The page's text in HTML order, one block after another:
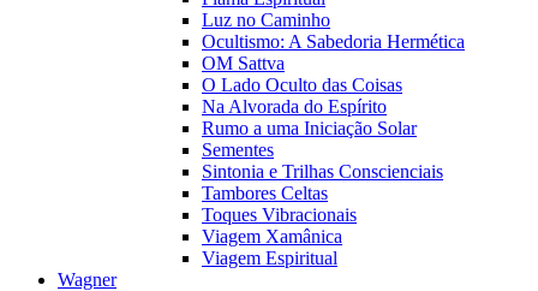
Luz no Caminho
Ocultismo: A Sabedoria Hermética
OM Sattva
O Lado Oculto das Coisas
Na Alvorada do Espírito
Rumo a uma Iniciação Solar
Sementes
Sintonia e Trilhas Conscienciais
Tambores Celtas
Toques Vibracionais
Viagem Xamânica
Viagem Espiritual
Wagner